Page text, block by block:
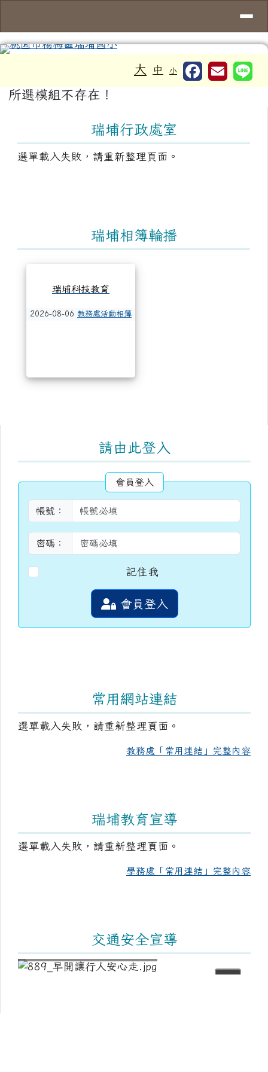
大 中 小
主內容區域
所選模組不存在！
瑞埔行政處室
選單載入失敗，請重新整理頁面。
瑞埔相簿輪播
瑞埔科技教育
2026-08-06 教務處活動相簿
請由此登入
會員登入
帳號：
密碼：
記住我
會員登入
常用網站連結
選單載入失敗，請重新整理頁面。
教務處「常用連結」完整內容
瑞埔教育宣導
選單載入失敗，請重新整理頁面。
學務處「常用連結」完整內容
交通安全宣導
頁尾區域